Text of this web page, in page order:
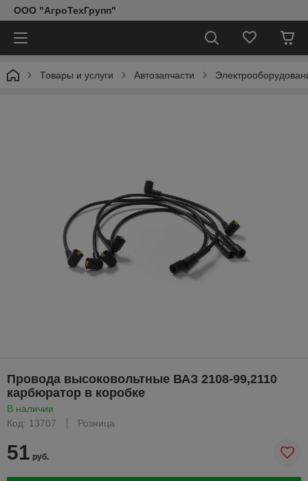
ООО "АгроТехГрупп"
Товары и услуги Автозапчасти
Провода высоковольтные ВАЗ 2108-99,2110
карбюратор в коробке
В наличии
Код: 13707
Розница
51 руб.